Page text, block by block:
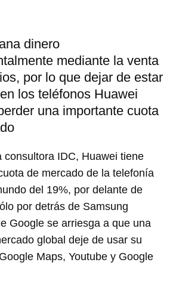
dinero
mediante la venta
por lo que dejar de estar
los teléfonos Huawei
una importante cuota
consultora IDC, Huawei tiene
de mercado de la telefonía
del 19%, por delante de
por detrás de Samsung
Google se arriesga a que una
global deje de usar su
Maps, Youtube y Google